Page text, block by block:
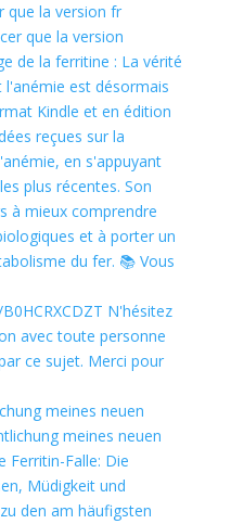
que la version fr
meines neuen